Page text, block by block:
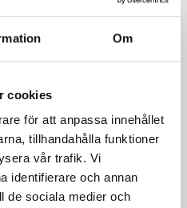
Om
cookies
för att anpassa innehållet
tillhandahålla funktioner
vår trafik. Vi
identifierare och annan
de sociala medier och